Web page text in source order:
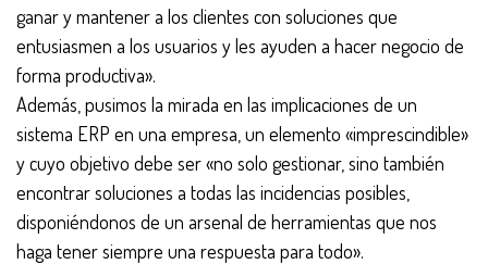
ganar y mantener a los clientes con soluciones que
entusiasmen a los usuarios y les ayuden a hacer negocio de
forma productiva».
Además, pusimos la mirada en las implicaciones de un
sistema ERP en una empresa, un elemento «imprescindible»
y cuyo objetivo debe ser «no solo gestionar, sino también
encontrar soluciones a todas las incidencias posibles,
disponiéndonos de un arsenal de herramientas que nos
haga tener siempre una respuesta para todo».